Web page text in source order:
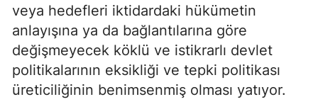
veya hedefleri iktidardaki hükümetin
anlayışına ya da bağlantılarına göre
değişmeyecek köklü ve istikrarlı devlet
politikalarının eksikliği ve tepki politikası
üreticiliğinin benimsenmiş olması yatıyor.